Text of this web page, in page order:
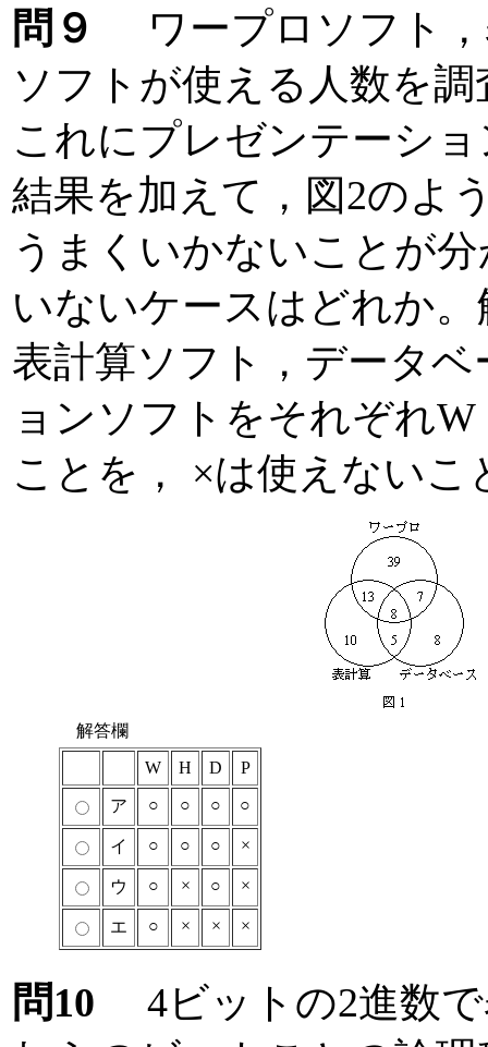
問９
ワープロソフト，
ソフトが使える人数を
これにプレゼンテーシ
結果を加えて，図2のよ
うまくいかないことが
いないケースはどれか
表計算ソフト，データ
ョンソフトをそれぞれ
ことを， ×は使えないこ
解答欄
W
H D P
ア ○ ○ ○ ○
イ ○ ○ ○ ×
ウ ○ × ○ ×
エ ○ × × ×
問10 4ビットの2進数で